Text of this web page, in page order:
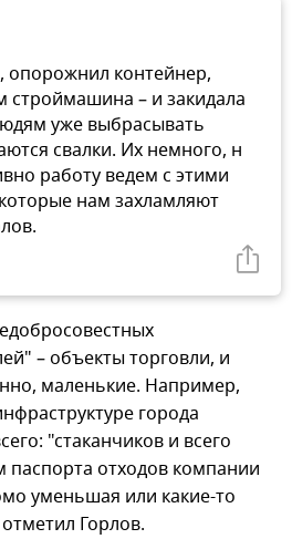
опорожнил контейнер,
строймашина – и закидала
уже выбрасывать
свалки. Их немного, н
работу ведем с этими
нам захламляют
– объекты торговли, и
маленькие. Например,
города
"стаканчиков и всего
паспорта отходов компании
уменьшая или какие-то
Горлов.